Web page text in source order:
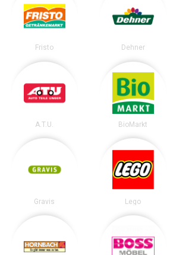
Fristo Dehner
A.T.U. BioMarkt
Gravis Lego